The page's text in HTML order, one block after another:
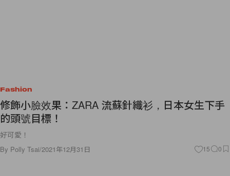
Fashion
修飾小臉效果：ZARA 流蘇針織衫，日本女生下手
的頭號目標！
好可愛！
By Polly Tsai/2021年12月31日 15 0